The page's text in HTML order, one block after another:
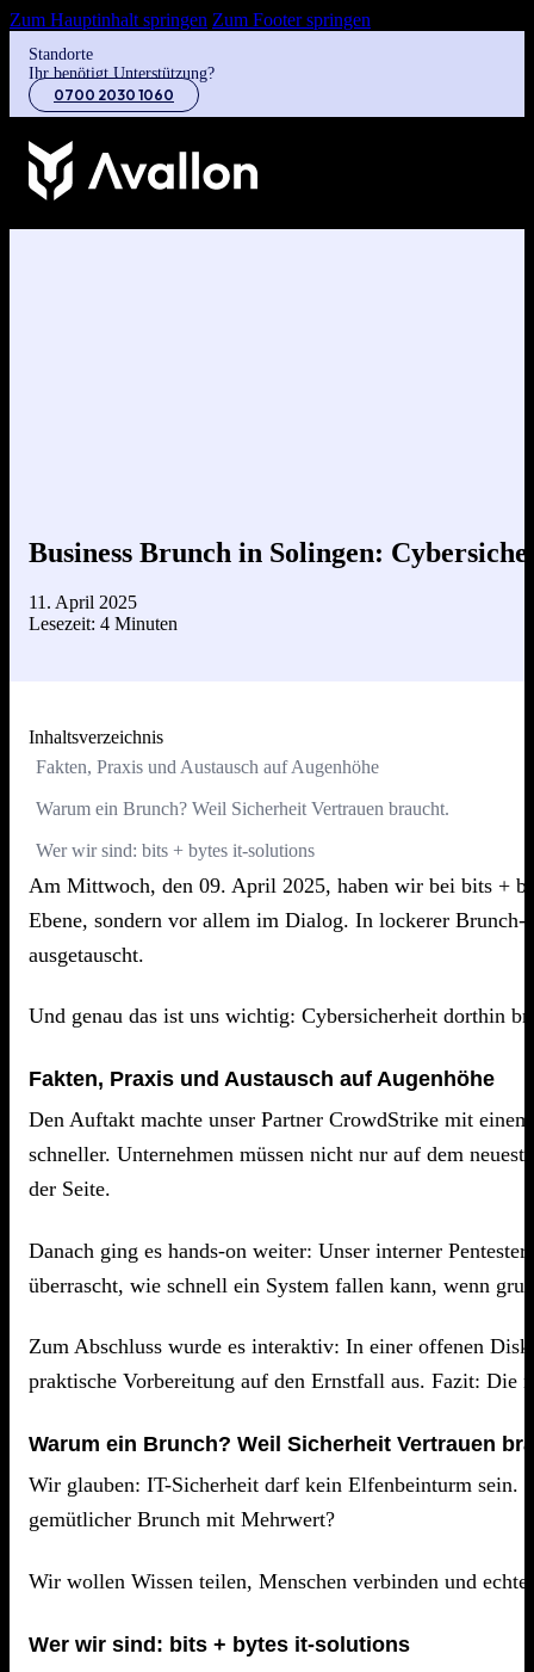
Zum Hauptinhalt springen Zum Footer springen
Standorte
Ihr benötigt Unterstützung?
0700 2030 1060
Business Brunch in Solingen:
11. April 2025
Lesezeit: 4 Minuten
Inhaltsverzeichnis
Fakten, Praxis und Austausch auf Augenhöhe
Warum ein Brunch? Weil Sicherheit Vertrauen braucht.
Wer wir sind: bits + bytes it-solutions
Am Mittwoch, den 09. April 2025, haben wir bei bits +
Ebene, sondern vor allem im Dialog. In lockerer Brunch-
ausgetauscht.
Und genau das ist uns wichtig: Cybersicherheit dorthin
Fakten, Praxis und Austausch auf Augenhöhe
Den Auftakt machte unser Partner CrowdStrike mit
schneller. Unternehmen müssen nicht nur auf dem
der Seite.
Danach ging es hands-on weiter: Unser interner
überrascht, wie schnell ein System fallen kann, wenn
Zum Abschluss wurde es interaktiv: In einer offenen
praktische Vorbereitung auf den Ernstfall aus. Fazit: Die
Warum ein Brunch? Weil Sicherheit Vertrauen
Wir glauben: IT-Sicherheit darf kein Elfenbeinturm sein.
gemütlicher Brunch mit Mehrwert?
Wir wollen Wissen teilen, Menschen verbinden und
Wer wir sind: bits + bytes it-solutions